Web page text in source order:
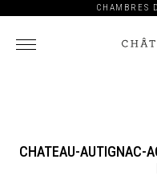
CHAMBRES
CHATEAU-AUTIGNAC-